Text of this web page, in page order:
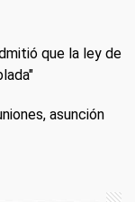
que la ley de
asunción